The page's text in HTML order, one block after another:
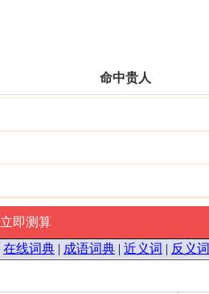
命中贵人
在线词典 | 成语词典 | 近义词 | 反义词